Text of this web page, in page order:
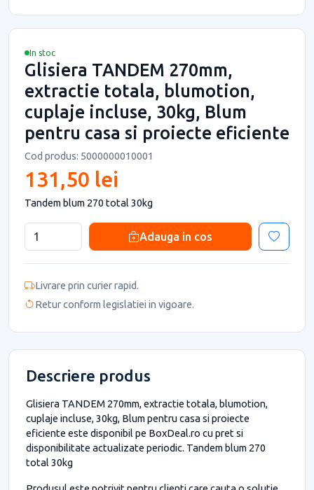
In stoc
Glisiera TANDEM 270mm,
extractie totala, blumotion,
cuplaje incluse, 30kg, Blum
pentru casa si proiecte eficiente
Cod produs: 5000000010001
131,50 lei
Tandem blum 270 total 30kg
Adauga in cos
Livrare prin curier rapid.
Retur conform legislatiei in vigoare.
Descriere produs
Glisiera TANDEM 270mm, extractie totala, blumotion,
cuplaje incluse, 30kg, Blum pentru casa si proiecte
eficiente este disponibil pe BoxDeal.ro cu pret si
disponibilitate actualizate periodic. Tandem blum 270
total 30kg